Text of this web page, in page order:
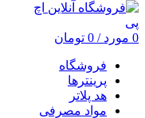
0 مورد /
0 تومان
فروشگاه
پرینترها
هد پلاتر
مواد مصرفی